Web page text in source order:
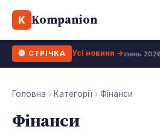
K Kompanion
Калькулятор МФО
Усі 10 МФО →
Життя
Усі види
WhiteBIT
Kuna
Іпотека
Депозит
Рефінансування
ФОП податки
🔴 СТРІЧКА 27 липень 2026
Усі новини →
Головна › Категорії › Фінанси
Фінанси